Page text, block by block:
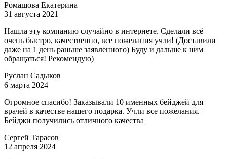
Ромашова Екатерина
31 августа 2021
Нашла эту компанию случайно в интернете. Сделали всё
очень быстро, качественно, все пожелания учли! (Доставили
даже на 1 день раньше заявленного) Буду и дальше к ним
обращаться! Рекомендую)
Руслан Садыков
6 марта 2024
Огромное спасибо! Заказывали 10 именных бейджей для
врачей в качестве нашего подарка. Учли все пожелания.
Бейджи получились отличного качества
Сергей Тарасов
12 апреля 2024